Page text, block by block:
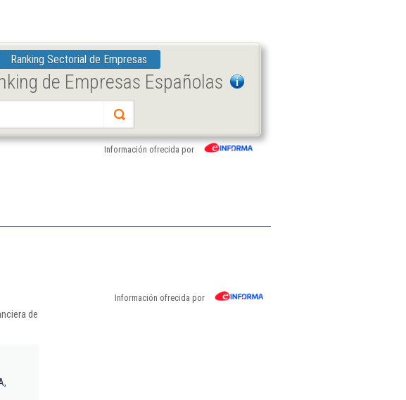
Ranking Sectorial de Empresas
de Empresas Españolas
Información ofrecida por
Información ofrecida por
de